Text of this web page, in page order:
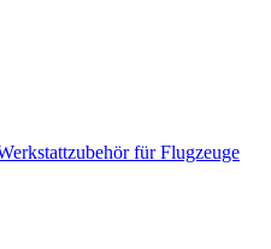
für Flugzeuge